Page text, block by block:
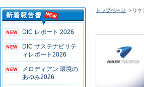
DIC レポート 2026
DIC サステナビリテ
ィレポート2026
メロディアン 環境の
あゆみ2026
トップページ ＞リ